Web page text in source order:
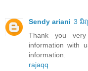
Sendy ariani 3 มิ
Thank you
information with
information.
rajaqq